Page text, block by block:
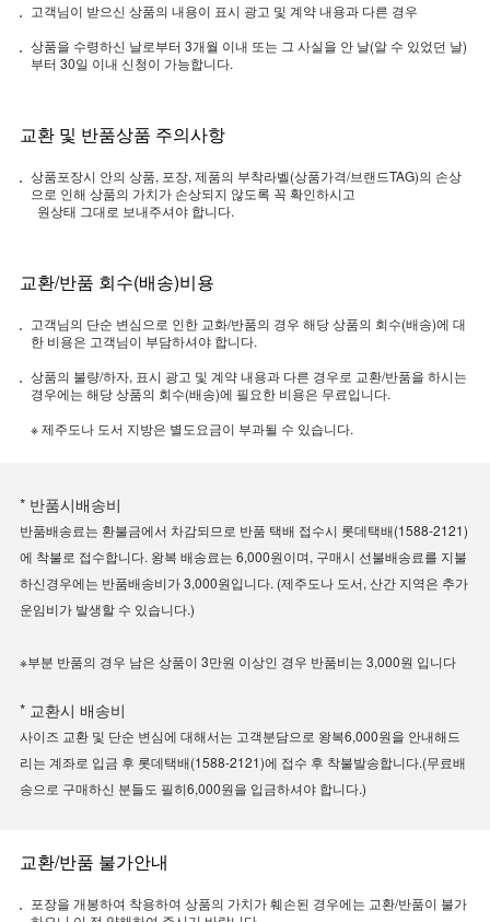
고객님이 받으신 상품의 내용이 표시 광고 및 계약 내용과 다른 경우
상품을 수령하신 날로부터 3개월 이내 또는 그 사실을 안 날(알 수 있었던 날)
부터 30일 이내 신청이 가능합니다.
교환 및 반품상품 주의사항
상품포장시 안의 상품, 포장, 제품의 부착라벨(상품가격/브랜드TAG)의 손상
으로 인해 상품의 가치가 손상되지 않도록 꼭 확인하시고
원상태 그대로 보내주셔야 합니다.
교환/반품 회수(배송)비용
고객님의 단순 변심으로 인한 교화/반품의 경우 해당 상품의 회수(배송)에 대
한 비용은 고객님이 부담하셔야 합니다.
상품의 불량/하자, 표시 광고 및 계약 내용과 다른 경우로 교환/반품을 하시는
경우에는 해당 상품의 회수(배송)에 필요한 비용은 무료입니다.
※ 제주도나 도서 지방은 별도요금이 부과될 수 있습니다.
* 반품시배송비
반품배송료는 환불금에서 차감되므로 반품 택배 접수시 롯데택배(1588-2121)
에 착불로 접수합니다. 왕복 배송료는 6,000원이며, 구매시 선불배송료를 지불
하신경우에는 반품배송비가 3,000원입니다. (제주도나 도서, 산간 지역은 추가
운임비가 발생할 수 있습니다.)
※부분 반품의 경우 남은 상품이 3만원 이상인 경우 반품비는 3,000원 입니다
* 교환시 배송비
사이즈 교환 및 단순 변심에 대해서는 고객분담으로 왕복6,000원을 안내해드
리는 계좌로 입금 후 롯데택배(1588-2121)에 접수 후 착불발송합니다.(무료배
송으로 구매하신 분들도 필히6,000원을 입금하셔야 합니다.)
교환/반품 불가안내
포장을 개봉하여 착용하여 상품의 가치가 훼손된 경우에는 교환/반품이 불가